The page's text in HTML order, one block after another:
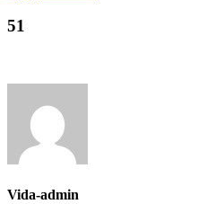
51
Vida-admin